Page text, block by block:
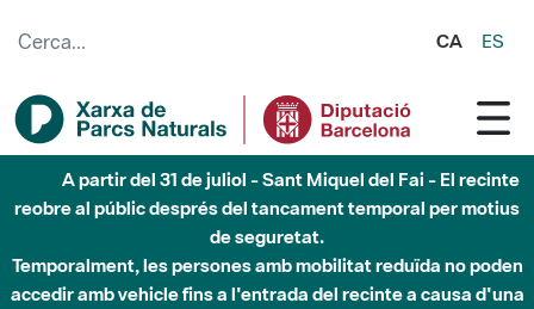
CA ES
A partir del 31 de juliol - Sant Miquel del Fai - El recinte
reobre al públic després del tancament temporal per motius
de seguretat.
Temporalment, les persones amb mobilitat reduïda no poden
accedir amb vehicle fins a l'entrada del recinte a causa d'una